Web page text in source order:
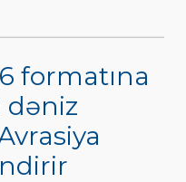
formatına
dəniz